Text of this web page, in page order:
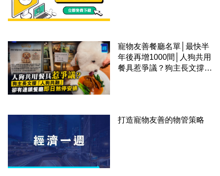
寵物友善餐廳名單│最快半
年後再增1000間│人狗共用
餐具惹爭議？狗主長文撐
打造寵物友善的物管策略